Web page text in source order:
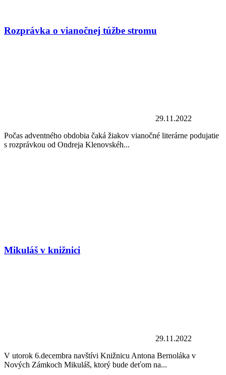
Rozprávka o vianočnej túžbe stromu
29.11.2022
Počas adventného obdobia čaká žiakov vianočné literárne podujatie
s rozprávkou od Ondreja Klenovskéh...
Mikuláš v knižnici
29.11.2022
V utorok 6.decembra navštívi Knižnicu Antona Bernoláka v
Nových Zámkoch Mikuláš, ktorý bude deťom na...